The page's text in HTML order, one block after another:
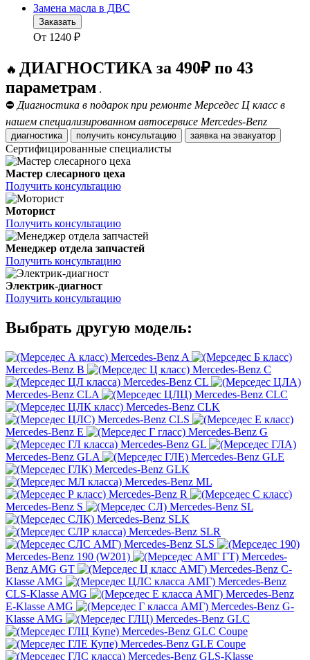
Замена масла в ДВС
Заказать
От 1240 ₽
🔥 ДИАГНОСТИКА за 490₽ по 43
параметрам .
⛔ Диагностика в подарок при ремонте Мерседес Ц класс в
нашем специализированном автосервисе Mercedes-Benz
диагностика получить консультацию заявка на эвакуатор
Сертифицированные специалисты
Мастер слесарного цеха
Получить консультацию
Моторист
Получить консультацию
Менеджер отдела запчастей
Получить консультацию
Электрик-диагност
Получить консультацию
Выбрать другую модель:
Mercedes-Benz A
Mercedes-Benz B
Mercedes-Benz C
Mercedes-Benz CL
Mercedes-Benz CLA
Mercedes-Benz CLC
Mercedes-Benz CLK
Mercedes-Benz CLS
Mercedes-Benz E
Mercedes-Benz G
Mercedes-Benz GL
Mercedes-Benz GLA
Mercedes-Benz GLE
Mercedes-Benz GLK
Mercedes-Benz ML
Mercedes-Benz R
Mercedes-Benz S
Mercedes-Benz SL
Mercedes-Benz SLK
Mercedes-Benz SLR
Mercedes-Benz SLS
Mercedes-Benz 190 (W201)
Mercedes-
Benz AMG GT
Mercedes-Benz C-
Klasse AMG
Mercedes-Benz
CLS-Klasse AMG
Mercedes-Benz
E-Klasse AMG
Mercedes-Benz G-
Klasse AMG
Mercedes-Benz GLC
Mercedes-Benz GLC Coupe
Mercedes-Benz GLE Coupe
Mercedes-Benz GLS-Klasse